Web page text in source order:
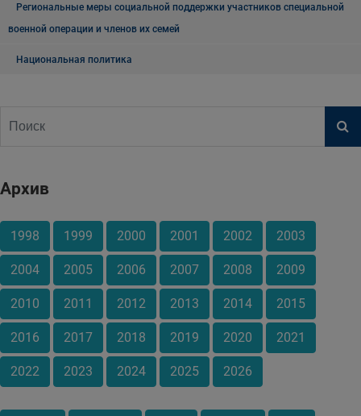
Региональные меры социальной поддержки участников специальной
военной операции и членов их семей
Национальная политика
Архив
1998 1999 2000 2001 2002 2003
2004 2005 2006 2007 2008 2009
2010 2011 2012 2013 2014 2015
2016 2017 2018 2019 2020 2021
2022 2023 2024 2025 2026